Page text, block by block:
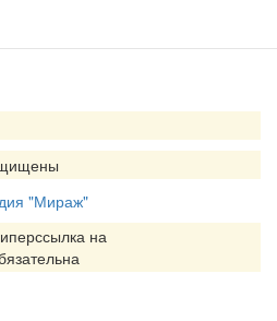
"Мираж"
на